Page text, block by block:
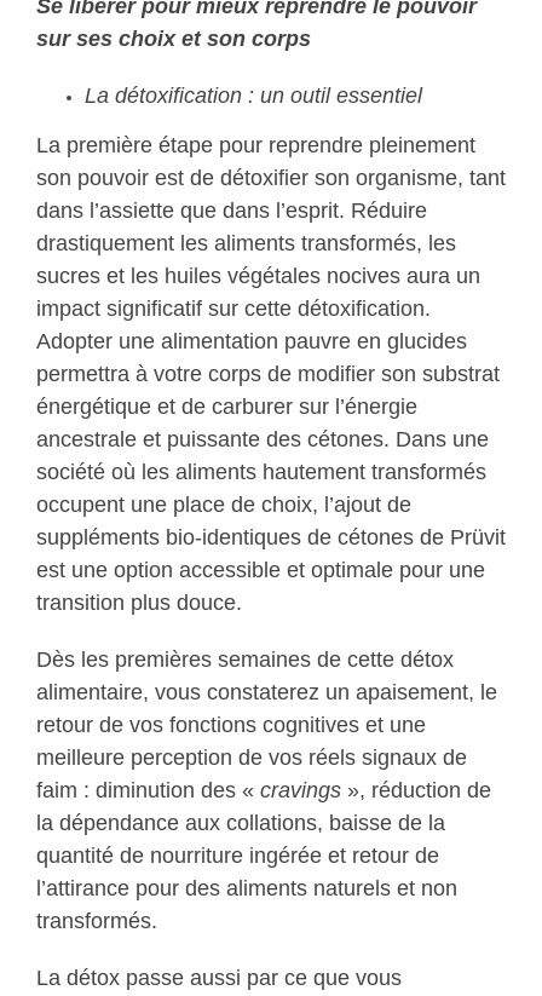
Se libérer pour mieux reprendre le pouvoir
sur ses choix et son corps
La détoxification : un outil essentiel
La première étape pour reprendre pleinement
son pouvoir est de détoxifier son organisme, tant
dans l’assiette que dans l’esprit. Réduire
drastiquement les aliments transformés, les
sucres et les huiles végétales nocives aura un
impact significatif sur cette détoxification.
Adopter une alimentation pauvre en glucides
permettra à votre corps de modifier son substrat
énergétique et de carburer sur l’énergie
ancestrale et puissante des cétones. Dans une
société où les aliments hautement transformés
occupent une place de choix, l’ajout de
suppléments bio-identiques de cétones de Prüvit
est une option accessible et optimale pour une
transition plus douce.
Dès les premières semaines de cette détox
alimentaire, vous constaterez un apaisement, le
retour de vos fonctions cognitives et une
meilleure perception de vos réels signaux de
faim : diminution des « cravings», réduction de
la dépendance aux collations, baisse de la
quantité de nourriture ingérée et retour de
l’attirance pour des aliments naturels et non
transformés.
La détox passe aussi par ce que vous